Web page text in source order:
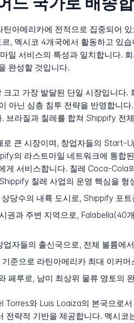
아메리카에 전적으로 집중되어
, 멕시코 4개국에서 활동하고 있
일 서비스의 특성과 일치합니다.
완성할 것입니다.
고 가장 발달된 단일 시장입니다
아닌 심층 침투 전략을 반영합니
브라질과 칠레를 합쳐 Shippify 전
큰 시장이며, 창업자들의 Start-
의 라스트마일 네트워크에 통합
게 서비스합니다. 칠레 Coca-
칠레 사업의 운영 핵심을 형
당수의 내륙 도시로, Shippify 포
권과 주변 지역으로, Falabella(40
업자들의 출신국으로, 전체 볼륨에
준으로 라틴아메리카 최대 이커
페루로, 남미 최상위 물류 영토의
Torres와 Luis Loaiza의 본국으로
전략적 기반을 제공합니다. 멕시